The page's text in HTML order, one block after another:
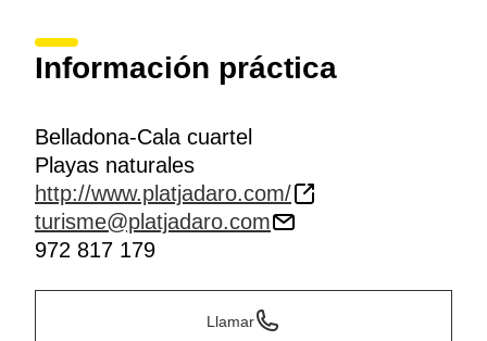
Información práctica
Belladona-Cala cuartel
Playas naturales
http://www.platjadaro.com/
turisme@platjadaro.com
972 817 179
Llamar